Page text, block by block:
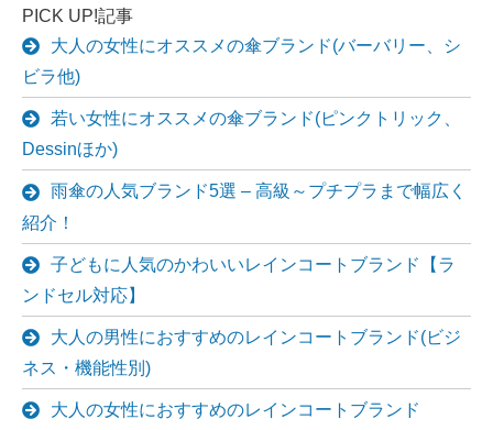
PICK UP!記事
大人の女性にオススメの傘ブランド(バーバリー、シ
ビラ他)
若い女性にオススメの傘ブランド(ピンクトリック、
Dessinほか)
雨傘の人気ブランド5選 – 高級～プチプラまで幅広く
紹介！
子どもに人気のかわいいレインコートブランド【ラ
ンドセル対応】
大人の男性におすすめのレインコートブランド(ビジ
ネス・機能性別)
大人の女性におすすめのレインコートブランド